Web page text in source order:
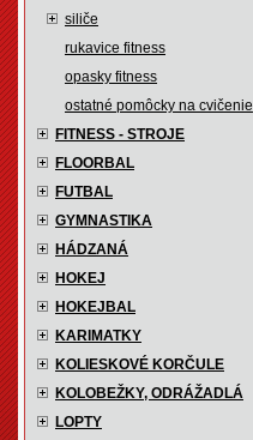
siliče
rukavice fitness
opasky fitness
ostatné pomôcky na cvičenie
FITNESS - STROJE
FLOORBAL
FUTBAL
GYMNASTIKA
HÁDZANÁ
HOKEJ
HOKEJBAL
KARIMATKY
KOLIESKOVÉ KORČULE
KOLOBEŽKY, ODRÁŽADLÁ
LOPTY